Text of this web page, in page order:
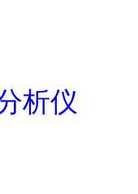
析仪